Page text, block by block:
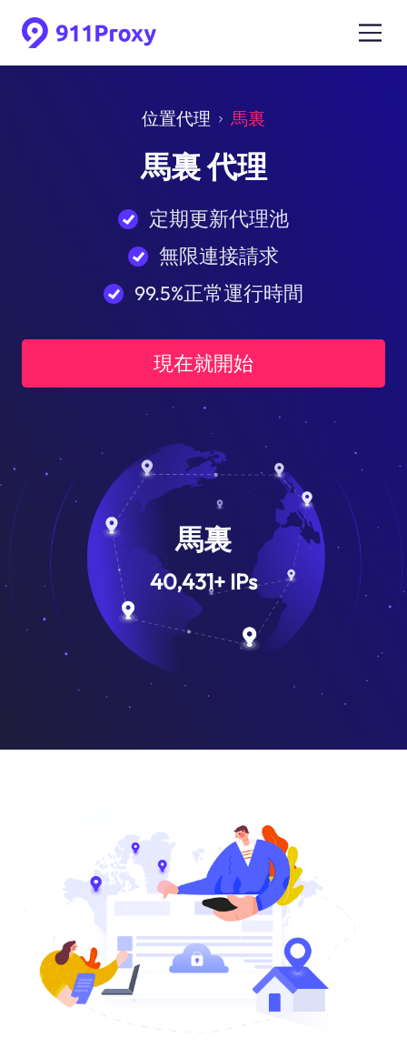
位置代理 馬裏
馬裏 代理
定期更新代理池
無限連接請求
99.5%正常運行時間
現在就開始
馬裏
40,431+ IPs